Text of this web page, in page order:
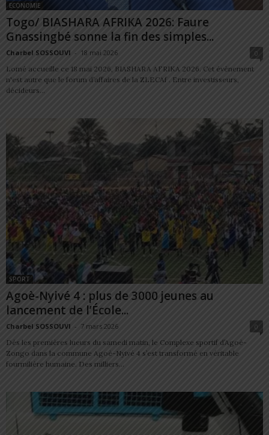
ECONOMIE
Togo/ BIASHARA AFRIKA 2026: Faure
Gnassingbé sonne la fin des simples...
Charbel SOSSOUVI - 18 mai 2026
0
Lomé accueille ce 18 mai 2026, BIASHARA AFRIKA 2026. Cet évènement
n'est autre que le forum d’affaires de la ZLECAf . Entre investisseurs,
décideurs...
SPORT
Agoè-Nyivé 4 : plus de 3000 jeunes au
lancement de l’École...
Charbel SOSSOUVI - 7 mars 2026
0
Dès les premières lueurs du samedi matin, le Complexe sportif d’Agoè-
Zongo dans la commune Agoè-Nyivé 4 s’est transformé en véritable
fourmilière humaine. Des milliers...